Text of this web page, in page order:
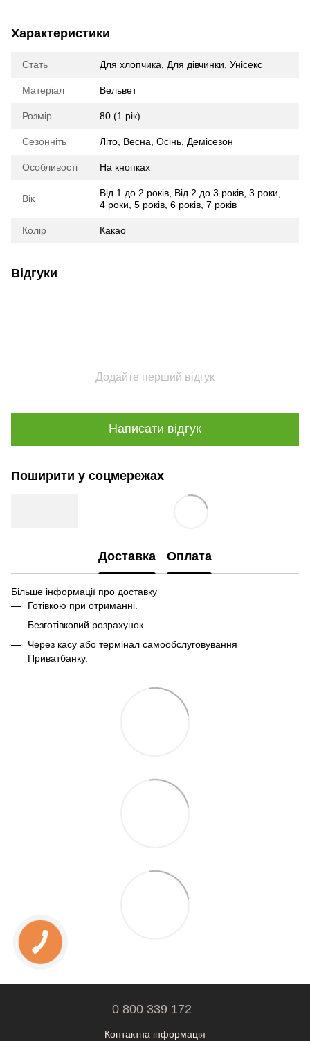
Характеристики
Стать Для хлопчика Для дівчинки Унісекс
Матеріал Вельвет
Розмір 80 (1 рік)
Сезонніть Літо Весна Осінь Демісезон
Особливості На кнопках
Вік Від 1 до 2 років Від 2 до 3 років 3 роки
4 роки 5 років 6 років 7 років
Колір Какао
Відгуки
Додайте перший відгук
Написати відгук
Поширити у соцмережах
Доставка Оплата
Більше інформації про доставку
Готівкою при отриманні.
Безготівковий розрахунок.
Через касу або термінал самообслуговування
Приватбанку.
0 800 339 172
Контактна інформація